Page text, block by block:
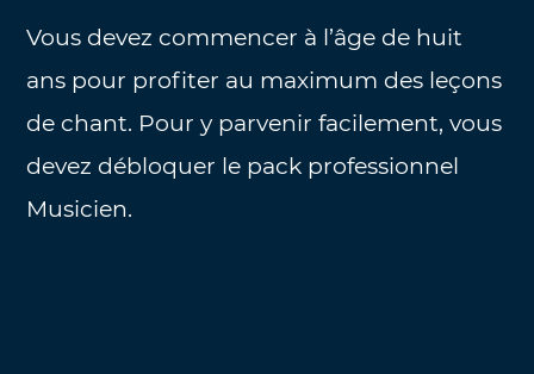
Vous devez commencer à l’âge de huit
ans pour profiter au maximum des leçons
de chant. Pour y parvenir facilement, vous
devez débloquer le pack professionnel
Musicien.